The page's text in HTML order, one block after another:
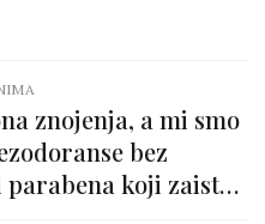
znojenja, a mi smo
bez
koji zaista